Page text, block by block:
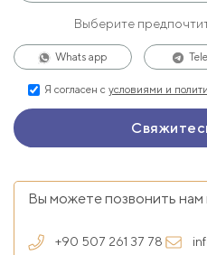
Выберите
Whats app
Я согласен с условиями и
Вы можете позвонить нам
+90 507 261 37 78